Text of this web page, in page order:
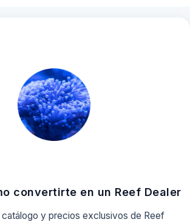
convertirte en un Reef Dealer
y precios exclusivos de Reef